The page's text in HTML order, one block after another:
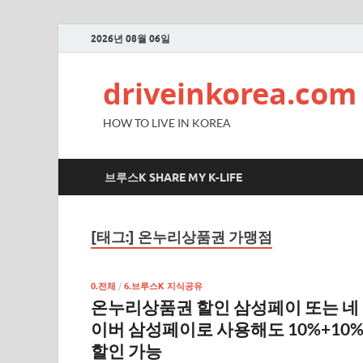
2026년 08월 06일
driveinkorea.com
HOW TO LIVE IN KOREA
브루스K SHARE MY K-LIFE
[태그:] 온누리상품권 가맹점
0.전체 / 6.브루스K 지식공유
온누리상품권 할인 삼성페이 또는 네
이버 삼성페이로 사용해도 10%+10%
할인 가능